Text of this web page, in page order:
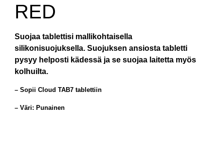
RED
Suojaa tablettisi mallikohtaisella
silikonisuojuksella. Suojuksen ansiosta tabletti
pysyy helposti kädessä ja se suojaa laitetta myös
kolhuilta.
– Sopii Cloud TAB7 tablettiin
– Väri: Punainen